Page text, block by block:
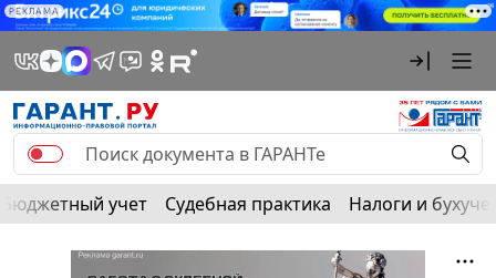
РЕКЛАМА
Бюджетный учет Судебная практика Налоги и